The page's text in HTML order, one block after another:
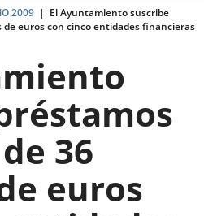
2009
El Ayuntamiento suscribe
euros con cinco entidades financieras
36
euros